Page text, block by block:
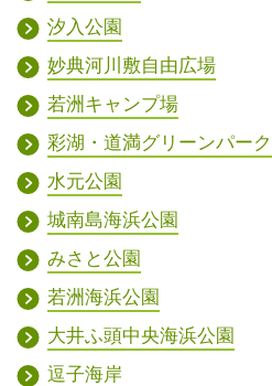
汐入公園
妙典河川敷自由広場
若洲キャンプ場
彩湖・道満グリーンパーク
水元公園
城南島海浜公園
みさと公園
若洲海浜公園
大井ふ頭中央海浜公園
逗子海岸